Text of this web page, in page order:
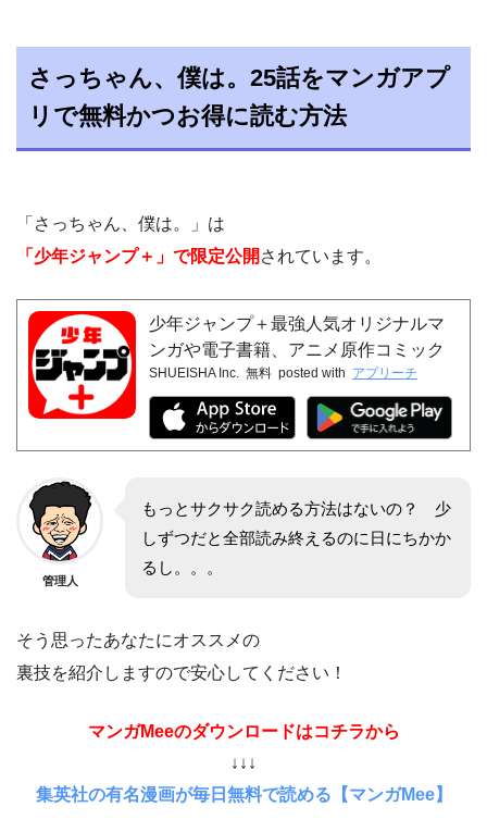
さっちゃん、僕は。25話をマンガアプ
リで無料かつお得に読む方法
「さっちゃん、僕は。」は
「少年ジャンプ＋」で限定公開 されています。
少年ジャンプ＋最強人気オリジナルマ
ンガや電子書籍、アニメ原作コミック
が無料で毎日更新の漫画雑誌アプリ
SHUEISHA Inc. 無料 posted with アプリーチ
管理人
もっとサクサク読める方法はないの？ 少
しずつだと全部読み終えるのに日にちかか
るし。。。
そう思ったあなたにオススメの
裏技を紹介しますので安心してください！
マンガMeeのダウンロードはコチラから
↓↓↓
集英社の有名漫画が毎日無料で読める【マンガMee】